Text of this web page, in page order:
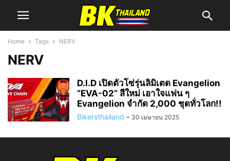
Home Tags NERV
NERV
D.I.D เปิดตัวโซ่รุ่นลิมิเตด Evangelion
“EVA-02” สีใหม่ เอาใจแฟน ๆ
Evangelion จำกัด 2,000 ชุดทั่วโลก!!
Bikersthailand - 30 เมษายน 2025